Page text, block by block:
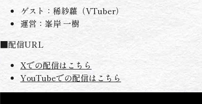
ゲスト：稀紗蘿（VTuber）
運営：峯岸 一樹
■配信URL
Xでの配信はこちら
YouTubeでの配信はこちら